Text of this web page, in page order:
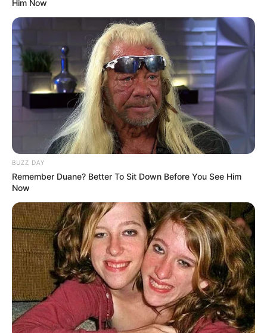
penting sekali mengajarkan kepada anak bahwa
dirinya sangatlah berharga.
Jangan terlalu menyesali apa yang terjadi di masa
lalu. Semua sudah terjadi, tidak ada yang bisa diubah.
Terima. Jadikan itu sebagai pelajaran untuk masa kini
dan masa depan yang lebih baik.
Kegagalan adalah sebuah bukti kalau kita sudah
berani berjuang dan mencoba.
Masa lalu adalah pelajaran. Masa kini adalah
Persiapkan diri dengan baik untuk menghadapi masa
Apa yang di masa lalu terlihat sebagai suatu
kegagalan, ternyata sekarang kalau dilihat-lihat lagi
merupakan berkat dari Tuhan. Ketika Tuhan tidak
memberikan sesuatu yang kita harapkan, bukan
berarti Tuhan tidak baik, tetapi Tuhan punya rencana
yang lebih baik.
Bijaksanalah dalam berkata-kata dan berkomentar.
Sebelum mengetik sesuatu, pikirkan baik-baik
dampak ‘apakah yang akan terjadi ketika tulisan kita
Him Now
BUZZ DAY
Remember Duane? Better To Sit Down Before You See Him
Now